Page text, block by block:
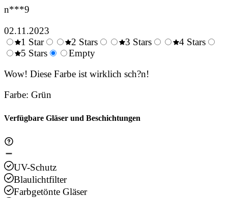
n***9
02.11.2023
0.5
1 Star
1.5
2 Stars
3 Stars
4 Stars
5 Stars
Empty
Wow! Diese Farbe ist wirklich sch?n!
Farbe: Grün
Verfügbare Gläser und Beschichtungen
UV-Schutz
Blaulichtfilter
Farbgetönte Gläser